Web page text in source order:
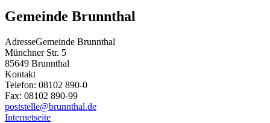
Gemeinde Brunnthal
AdresseGemeinde Brunnthal
Münchner Str. 5
85649 Brunnthal
Kontakt
Telefon: 08102 890-0
Fax: 08102 890-99
poststelle@brunnthal.de
Internetseite